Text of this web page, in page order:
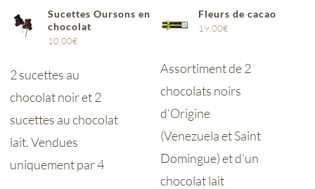
Sucettes Oursons en
chocolat
10,00€
2 sucettes au
chocolat noir et 2
sucettes au chocolat
lait. Vendues
uniquement par 4
Fleurs de cacao
19,00€
Assortiment de 2
chocolats noirs
d’Origine
(Venezuela et Saint
Domingue) et d’un
chocolat lait